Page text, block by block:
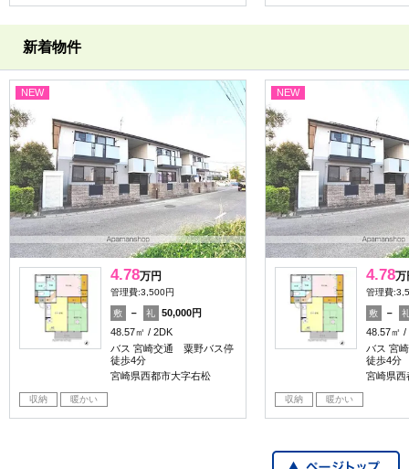
新着物件
NEW
4.78万円
管理費:3,500円
敷 － 礼
50,000円
48.57㎡
2DK
バス 宮崎交通 粟野バス停
徒歩4分
宮崎県西都市大字右松
収納 暖かい
NEW
4.78万
管理費
敷 －
48.57㎡
バス 宮
徒歩4分
宮崎県西
収納 暖かい